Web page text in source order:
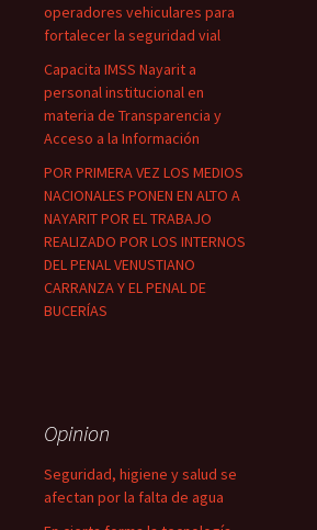
operadores vehiculares para
fortalecer la seguridad vial
Capacita IMSS Nayarit a
personal institucional en
materia de Transparencia y
Acceso a la Información
POR PRIMERA VEZ LOS MEDIOS
NACIONALES PONEN EN ALTO A
NAYARIT POR EL TRABAJO
REALIZADO POR LOS INTERNOS
DEL PENAL VENUSTIANO
CARRANZA Y EL PENAL DE
BUCERÍAS
Opinion
Seguridad, higiene y salud se
afectan por la falta de agua